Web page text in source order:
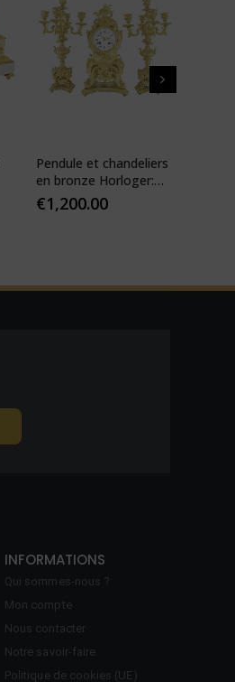
Pendule et chandeliers
en bronze Horloger:
Mougin
€1,200.00
INFORMATIONS
Qui sommes-nous ?
Mon compte
Nous contacter
Notre savoir-faire
Politique de cookies (UE)